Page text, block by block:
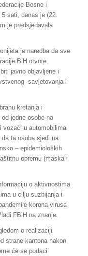
Bosne i
sati, danas je (22.
je predsjedavala
je naredba da sve
BiH otvore
javno objavljene i
savjetovanja i
kretanja i
jedne osobe na
vozači u automobilima
ta osoba sjedi na
– epidemioloških
opremu (maska i
o aktivnostima
u cilju suzbijanja i
korona virusa
FBiH na znanje.
o realizaciji
strane kantona nakon
će se podaci